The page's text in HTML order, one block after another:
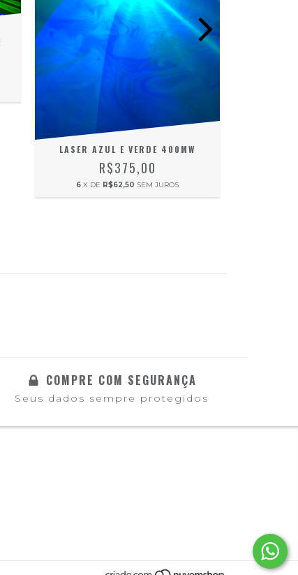
LASER AZUL E VERDE 400MW
R$375,00
6 X DE R$62,50 SEM JUROS
COMPRE COM SEGURANÇA
Seus dados sempre protegidos